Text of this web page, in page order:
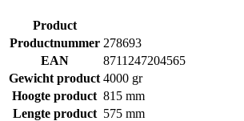
Product
Productnummer 278693
EAN
8711247204565
Gewicht product 4000 gr
Hoogte product 815 mm
Lengte product 575 mm